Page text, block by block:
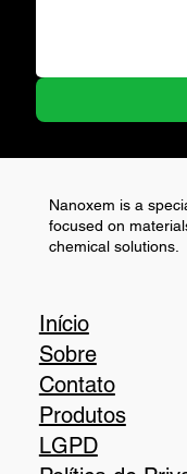
Nanoxem is a
focused on
chemical solutions.
Início
Sobre
Contato
Produtos
LGPD